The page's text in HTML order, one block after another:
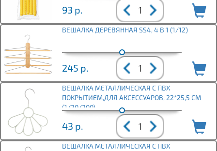
93 р.
ВЕШАЛКА ДЕРЕВЯННАЯ SS4, 4 В 1 (1/12)
245 р.
ВЕШАЛКА МЕТАЛЛИЧЕСКАЯ С ПВХ
ПОКРЫТИЕМ,ДЛЯ АКСЕССУАРОВ, 22*25,5 СМ
(1/20/200)
43 р.
ВЕШАЛКА МЕТАЛЛИЧЕСКАЯ С ПВХ